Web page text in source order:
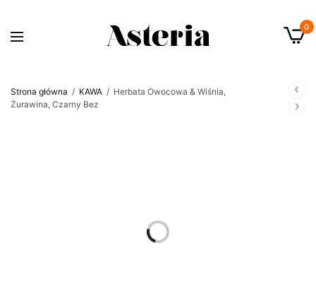
0
Strona główna / KAWA / Herbata Owocowa & Wiśnia,
Żurawina, Czarny Bez